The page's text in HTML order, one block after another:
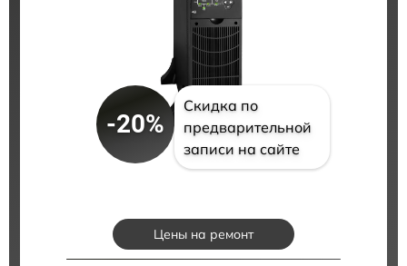
-20%
Скидка по
предварительной
записи на сайте
Цены на ремонт